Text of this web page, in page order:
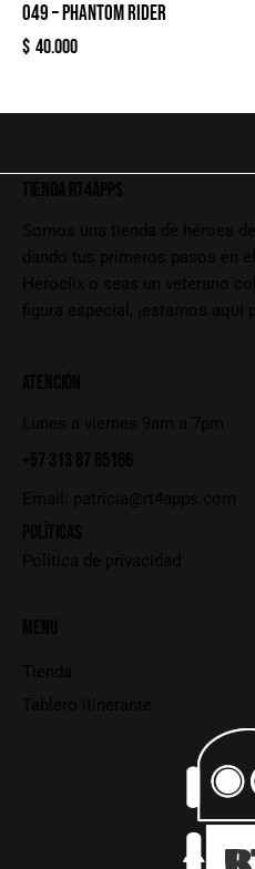
049 – PHANTOM RIDER
$ 40.000